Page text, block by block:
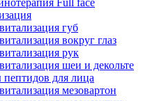
Full face
губ
вокруг глаз
рук
шеи и декольте
для лица
мезовартон